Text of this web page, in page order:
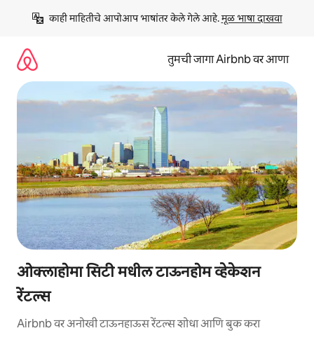
काही माहितीचे आपोआप भाषांतर केले गेले आहे. मूळ भाषा दाखवा
तुमची जागा Airbnb वर आणा
ओक्लाहोमा सिटी मधील टाऊनहोम व्हेकेशन
रेंटल्स
Airbnb वर अनोखी टाऊनहाऊस रेंटल्स शोधा आणि बुक करा